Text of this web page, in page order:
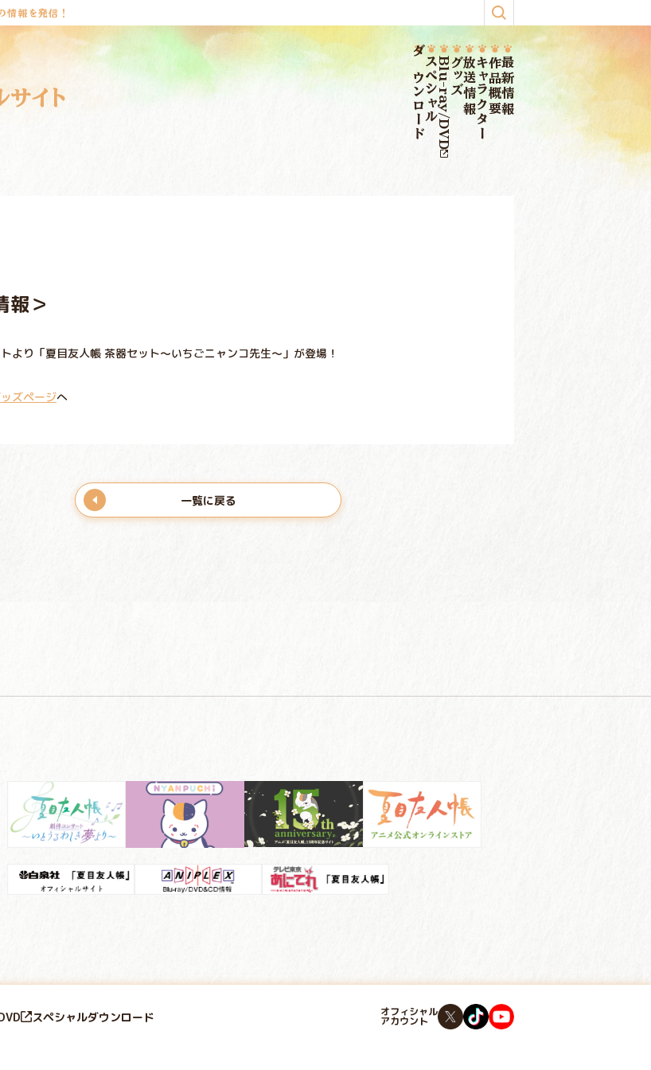
情報を発信！
サイト
ダウンロードスペシャルBlu-ray/DVDグッズ放送情報キャラクター作品概要最新情報
報＞
トより「夏目友人帳 茶器セット～いちごニャンコ先生～」が登場！
ズページへ
一覧に戻る
スペシャルダウンロード オフィシャル
アカウント